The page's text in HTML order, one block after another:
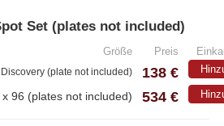
Set (plates not included)
Größe Preis
(plate not included) 138 €
x 96 (plates not included) 534 €